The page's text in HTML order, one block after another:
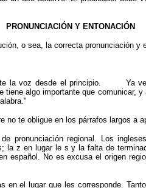
PRONUNCIACIÓN Y ENTONACIÓN
o sea, la correcta pronunciación y
la voz desde el principio. Ya
algo importante que comunicar,
no te obligue en los párrafos largos a
pronunciación regional. Los
la z en lugar le s y la falta de
español. No es excusa el origen
en el lugar que les corresponde.